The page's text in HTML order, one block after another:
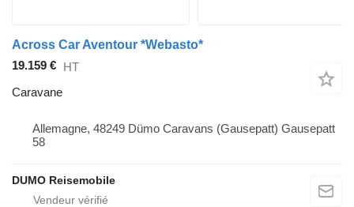
Across Car Aventour *Webasto*
19.159 € HT
Caravane
Allemagne, 48249 Dümo Caravans (Gausepatt) Gausepatt
58
DUMO Reisemobile